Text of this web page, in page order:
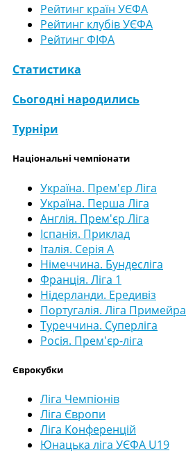
Рейтинг країн УЄФА
Рейтинг клубів УЄФА
Рейтинг ФІФА
Статистика
Сьогодні народились
Турніри
Національні чемпіонати
Україна. Прем'єр Ліга
Україна. Перша Ліга
Англія. Прем'єр Ліга
Іспанія. Приклад
Італія. Серія А
Німеччина. Бундесліга
Франція. Ліга 1
Нідерланди. Ередивіз
Португалія. Ліга Примейра
Туреччина. Суперліга
Росія. Прем'єр-ліга
Єврокубки
Ліга Чемпіонів
Ліга Європи
Ліга Конференцій
Юнацька ліга УЄФА U19